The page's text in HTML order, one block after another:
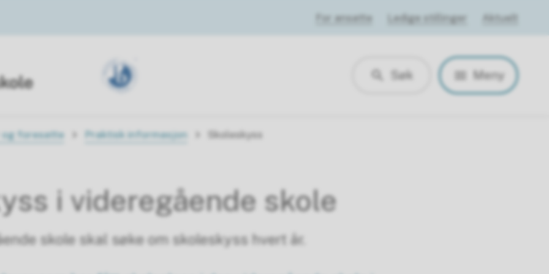
For ansatte Ledige stillinger Aktuelt
Søk Meny
og foresatte Praktisk informasjon Skoleskyss
i videregående skole
skole skal søke om skoleskyss hvert år.